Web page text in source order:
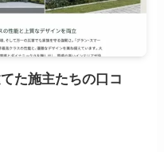
た施主たちの口コ